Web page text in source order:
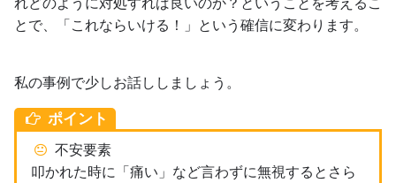
とで、「これならいける！」という確信に変わります。
私の事例で少しお話ししましょう。
ポイント
不安要素
叩かれた時に「痛い」など言わずに無視するとさら